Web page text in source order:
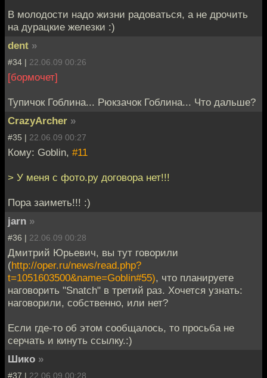
В молодости надо жизни радоваться, а не дрочить
на дурацкие железки :)
dent »
#34 | 22.06.09 00:26
[бормочет]
Тупичок Гоблина... Рюкзачок Гоблина... Что дальше?
CrazyArcher »
#35 | 22.06.09 00:27
Кому: Goblin, #11
> У меня с фото.ру договора нет!!!
Пора заиметь!!! :)
jarn »
#36 | 22.06.09 00:28
Дмитрий Юрьевич, вы тут говорили
(http://oper.ru/news/read.php?
t=1051603500&name=Goblin#55), что планируете
наговорить "Snatch" в третий раз. Хочется узнать:
наговорили, собственно, или нет?
Если где-то об этом сообщалось, то просьба не
серчать и кинуть ссылку.:)
Шико »
#37 | 22.06.09 00:28